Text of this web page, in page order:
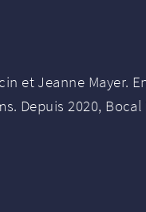
et Jeanne
Depuis 2020,